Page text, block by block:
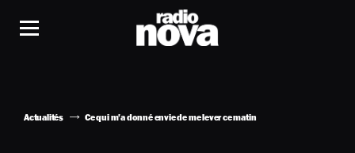
Actualités Ce qui m'a donné envie de me lever ce matin